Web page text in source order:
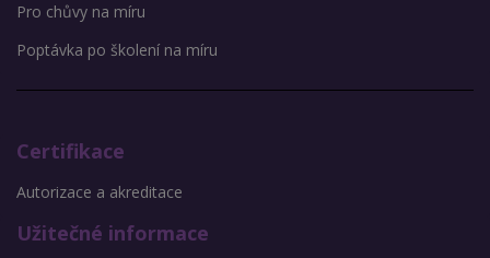
Pro chůvy na míru
Poptávka po školení na míru
Certifikace
Autorizace a akreditace
Užitečné informace